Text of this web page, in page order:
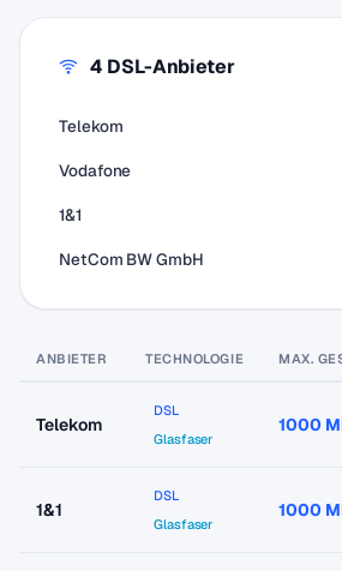
4 DSL-Anbieter
Telekom
Vodafone
1&1
NetCom BW GmbH
ANBIETER TECHNOLOGIE MAX.
Telekom
DSL
Glasfaser
1000
1&1
DSL
Glasfaser
1000